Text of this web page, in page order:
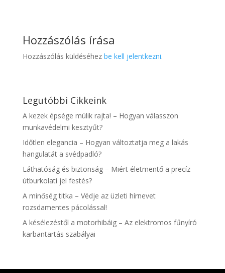
Hozzászólás írása
Hozzászólás küldéséhez be kell jelentkezni.
Legutóbbi Cikkeink
A kezek épsége múlik rajta! – Hogyan válasszon
munkavédelmi kesztyűt?
Időtlen elegancia – Hogyan változtatja meg a lakás
hangulatát a svédpadló?
Láthatóság és biztonság – Miért életmentő a precíz
útburkolati jel festés?
A minőség titka – Védje az üzleti hírnevet
rozsdamentes pácolással!
A késélezéstől a motorhibáig – Az elektromos fűnyíró
karbantartás szabályai